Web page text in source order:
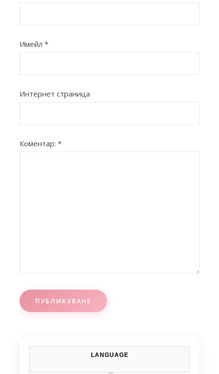
Имейл *
Интернет страница
Коментар: *
LANGUAGE